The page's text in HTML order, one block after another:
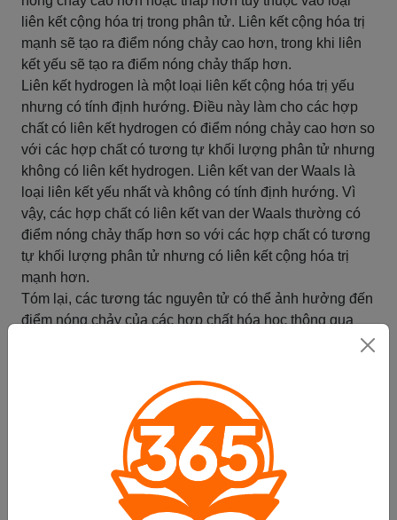
liên kết cộng hóa trị trong phân tử. Liên kết cộng hóa trị
mạnh sẽ tạo ra điểm nóng chảy cao hơn, trong khi liên
kết yếu sẽ tạo ra điểm nóng chảy thấp hơn.
Liên kết hydrogen là một loại liên kết cộng hóa trị yếu
nhưng có tính định hướng. Điều này làm cho các hợp
chất có liên kết hydrogen có điểm nóng chảy cao hơn so
với các hợp chất có tương tự khối lượng phân tử nhưng
không có liên kết hydrogen. Liên kết van der Waals là
loại liên kết yếu nhất và không có tính định hướng. Vì
vậy, các hợp chất có liên kết van der Waals thường có
điểm nóng chảy thấp hơn so với các hợp chất có tương
tự khối lượng phân tử nhưng có liên kết cộng hóa trị
mạnh hơn.
Tóm lại, các tương tác nguyên tử có thể ảnh hưởng đến
điểm nóng chảy của các hợp chất hóa học thông qua
các loại liên kết khác nhau. Hiểu rõ về cơ chế này có thể
chất và ứng dụng chúng trong nhiều lĩnh vực khác nhau.
Tác động của tương tác nguyên tử
đến điểm sôi
Tương tác nguyên tử ảnh hưởng đến điểm sôi của các